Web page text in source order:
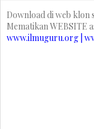
Download di web klon
Mematikan WEBSITE
www.ilmuguru.org |